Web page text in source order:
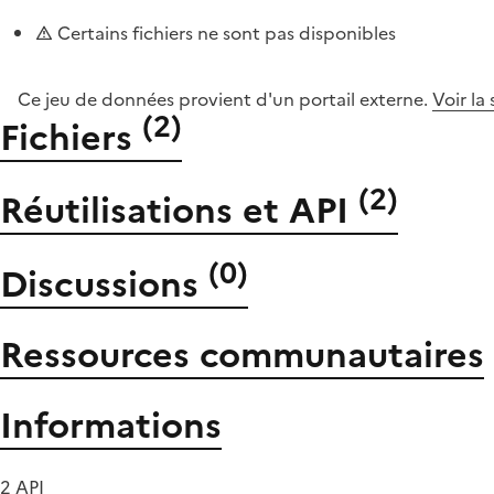
Certains fichiers ne sont pas disponibles
Ce jeu de données provient d'un portail externe. Voir la
Fichiers (2)
Réutilisations et API (2)
Discussions (0)
Ressources communautaires
Informations
2 API